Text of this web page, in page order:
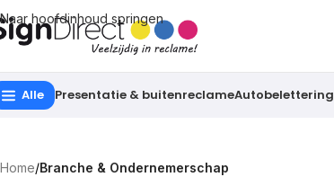
Naar hoofdinhoud springen
Alle Presentatie & buitenreclameAutobelettering
Home/Branche & Ondernemerschap